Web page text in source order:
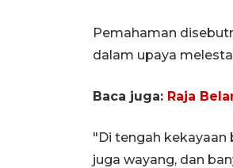
Pemahaman
dalam upaya
Baca juga: Raja
"Di tengah kekayaan
juga wayang, dan